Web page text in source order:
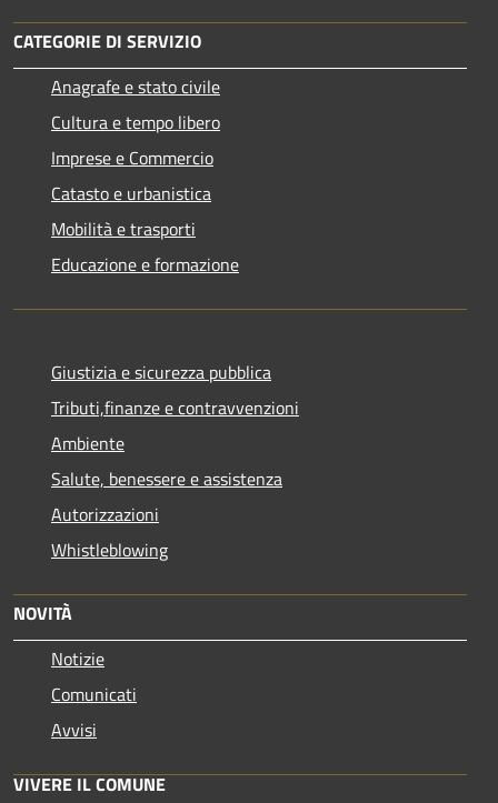
CATEGORIE DI SERVIZIO
Anagrafe e stato civile
Cultura e tempo libero
Imprese e Commercio
Catasto e urbanistica
Mobilità e trasporti
Educazione e formazione
Giustizia e sicurezza pubblica
Tributi,finanze e contravvenzioni
Ambiente
Salute, benessere e assistenza
Autorizzazioni
Whistleblowing
NOVITÀ
Notizie
Comunicati
Avvisi
VIVERE IL COMUNE